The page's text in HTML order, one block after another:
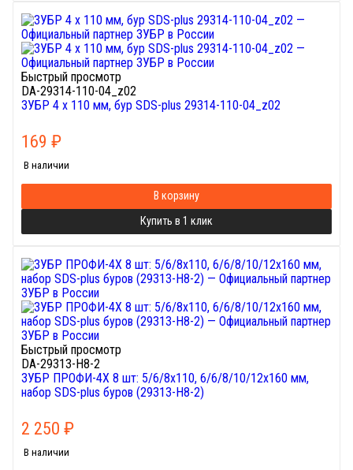
Быстрый просмотр
DA-29314-110-04_z02
ЗУБР 4 x 110 мм, бур SDS-plus 29314-110-04_z02
169 ₽
В наличии
В корзину
Купить в 1 клик
Быстрый просмотр
DA-29313-H8-2
ЗУБР ПРОФИ-4Х 8 шт: 5/6/8х110, 6/6/8/10/12х160 мм,
набор SDS-plus буров (29313-H8-2)
2 250 ₽
В наличии